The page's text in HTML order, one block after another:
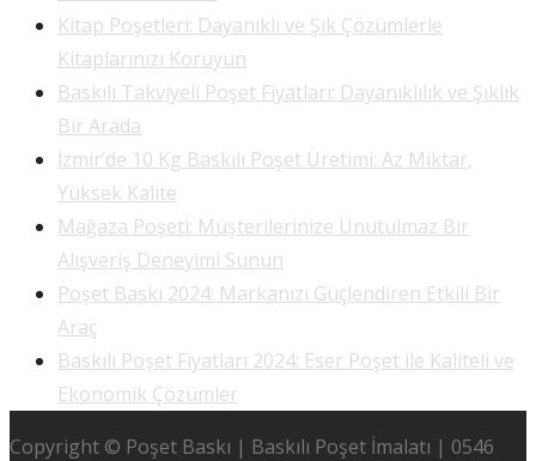
Kitap Poşetleri: Dayanıklı ve Şık Çözümlerle
Kitaplarınızı Koruyun
Baskılı Takviyeli Poşet Fiyatları: Dayanıklılık ve Şıklık
Bir Arada
İzmir’de 10 Kg Baskılı Poşet Üretimi: Az Miktar,
Yüksek Kalite
Mağaza Poşeti: Müşterilerinize Unutulmaz Bir
Alışveriş Deneyimi Sunun
Poşet Baskı 2024: Markanızı Güçlendiren Etkili Bir
Araç
Baskılı Poşet Fiyatları 2024: Eser Poşet ile Kaliteli ve
Ekonomik Çözümler
Copyright © Poşet Baskı | Baskılı Poşet İmalatı | 0546